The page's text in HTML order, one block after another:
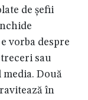
de șefii
vorba despre
sau
Două
în